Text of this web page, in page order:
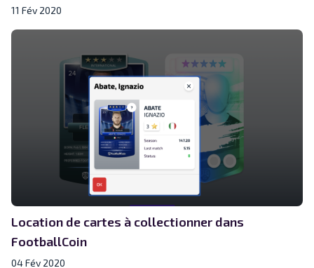
11 Fév 2020
Location de cartes à collectionner dans
FootballCoin
04 Fév 2020